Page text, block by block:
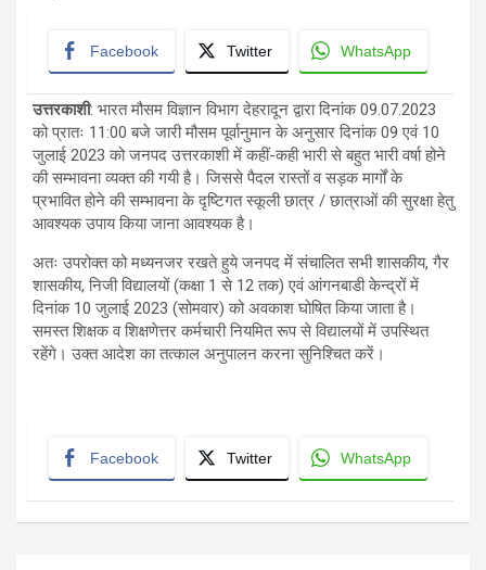
Facebook Twitter WhatsApp
उत्तरकाशी: भारत मौसम विज्ञान विभाग देहरादून द्वारा दिनांक 09.07.2023
को प्रातः 11:00 बजे जारी मौसम पूर्वानुमान के अनुसार दिनांक 09 एवं 10
जुलाई 2023 को जनपद उत्तरकाशी में कहीं-कही भारी से बहुत भारी वर्षा होने
की सम्भावना व्यक्त की गयी है। जिससे पैदल रास्तों व सड़क मार्गों के
प्रभावित होने की सम्भावना के दृष्टिगत स्कूली छात्र / छात्राओं की सुरक्षा हेतु
आवश्यक उपाय किया जाना आवश्यक है।
अतः उपरोक्त को मध्यनजर रखते हुये जनपद में संचालित सभी शासकीय, गैर
शासकीय, निजी विद्यालयों (कक्षा 1 से 12 तक) एवं आंगनबाडी केन्द्रों में
दिनांक 10 जुलाई 2023 (सोमवार) को अवकाश घोषित किया जाता है।
समस्त शिक्षक व शिक्षणेत्तर कर्मचारी नियमित रूप से विद्यालयों में उपस्थित
रहेंगे। उक्त आदेश का तत्काल अनुपालन करना सुनिश्चित करें।
Facebook Twitter WhatsApp